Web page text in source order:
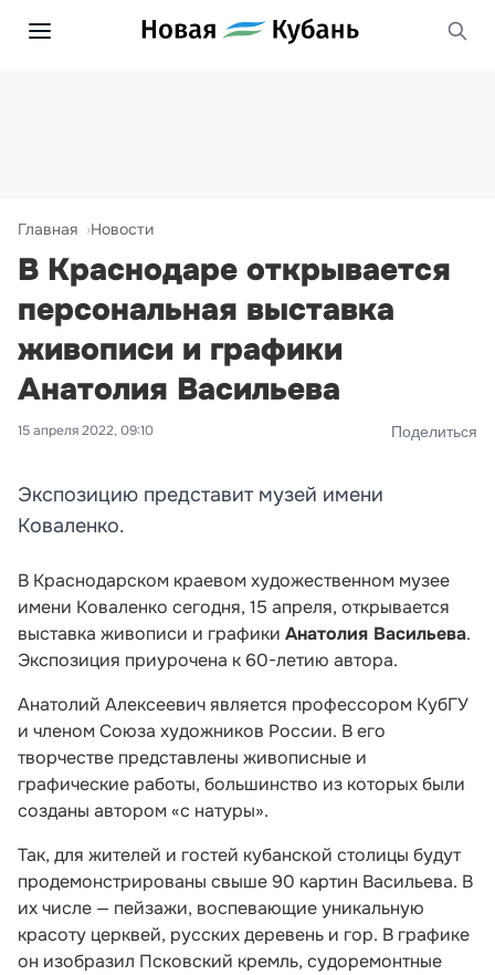
Главная Новости
В Краснодаре открывается
персональная выставка
живописи и графики
Анатолия Васильева
15 апреля 2022, 09:10 Поделиться
Экспозицию представит музей имени
Коваленко.
В Краснодарском краевом художественном музее
имени Коваленко сегодня, 15 апреля, открывается
выставка живописи и графики Анатолия Васильева.
Экспозиция приурочена к 60-летию автора.
Анатолий Алексеевич является профессором КубГУ
и членом Союза художников России. В его
творчестве представлены живописные и
графические работы, большинство из которых были
созданы автором «с натуры».
Так, для жителей и гостей кубанской столицы будут
продемонстрированы свыше 90 картин Васильева. В
их числе — пейзажи, воспевающие уникальную
красоту церквей, русских деревень и гор. В графике
он изобразил Псковский кремль, судоремонтные